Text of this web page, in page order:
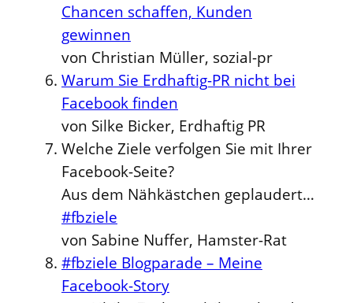
Chancen schaffen, Kunden
gewinnen
von Christian Müller, sozial-pr
Warum Sie Erdhaftig-PR nicht bei
Facebook finden
von Silke Bicker, Erdhaftig PR
Welche Ziele verfolgen Sie mit Ihrer
Facebook-Seite?
Aus dem Nähkästchen geplaudert…
#fbziele
von Sabine Nuffer, Hamster-Rat
#fbziele Blogparade – Meine
Facebook-Story